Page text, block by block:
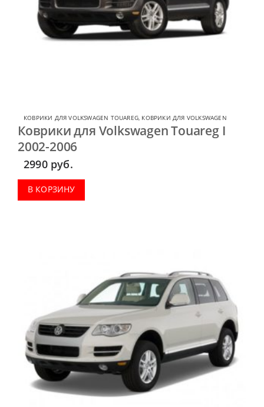
КОВРИКИ ДЛЯ VOLKSWAGEN TOUAREG, КОВРИКИ ДЛЯ VOLKSWAGEN
Коврики для Volkswagen Touareg I
2002-2006
2990 руб.
В КОРЗИНУ